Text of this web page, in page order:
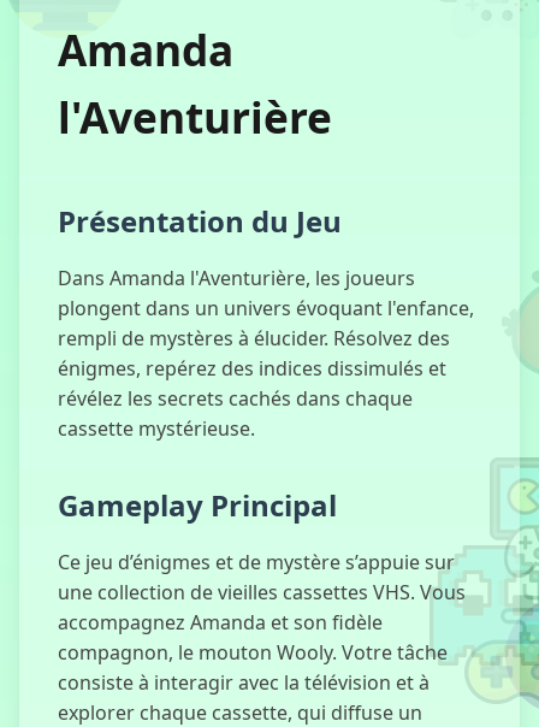
Héros Archer
Mah-jong
Amanda
l'Aventurière
Présentation du Jeu
Dans Amanda l'Aventurière, les joueurs
plongent dans un univers évoquant l'enfance,
rempli de mystères à élucider. Résolvez des
énigmes, repérez des indices dissimulés et
révélez les secrets cachés dans chaque
cassette mystérieuse.
Gameplay Principal
Ce jeu d’énigmes et de mystère s’appuie sur
une collection de vieilles cassettes VHS. Vous
accompagnez Amanda et son fidèle
compagnon, le mouton Wooly. Votre tâche
consiste à interagir avec la télévision et à
explorer chaque cassette, qui diffuse un